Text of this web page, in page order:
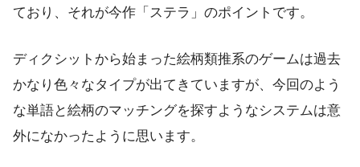
ており、それが今作「ステラ」のポイントです。
ディクシットから始まった絵柄類推系のゲームは過去
かなり色々なタイプが出てきていますが、今回のよう
な単語と絵柄のマッチングを探すようなシステムは意
外になかったように思います。